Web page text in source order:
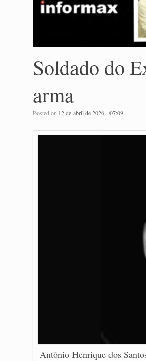
Soldado do
arma
Posted on 12 de abril de 2026 - 07:09
Antônio Henrique dos